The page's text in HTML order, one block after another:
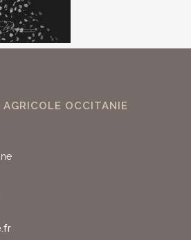
OCCITANIE